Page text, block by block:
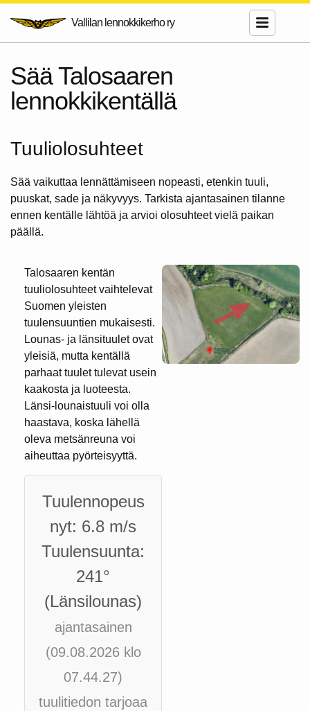
Vallilan lennokkikerho ry
Sää Talosaaren
lennokkikentällä
Tuuliolosuhteet
Sää vaikuttaa lennättämiseen nopeasti, etenkin tuuli,
puuskat, sade ja näkyvyys. Tarkista ajantasainen tilanne
ennen kentälle lähtöä ja arvioi olosuhteet vielä paikan
päällä.
Talosaaren kentän
tuuliolosuhteet vaihtelevat
Suomen yleisten
tuulensuuntien mukaisesti.
Lounas- ja länsituulet ovat
yleisiä, mutta kentällä
parhaat tuulet tulevat usein
kaakosta ja luoteesta.
Länsi-lounaistuuli voi olla
haastava, koska lähellä
oleva metsänreuna voi
aiheuttaa pyörteisyyttä.
Tuulennopeus
nyt: 6.8 m/s
Tuulensuunta:
241°
(Länsilounas)
ajantasainen
(09.08.2026 klo
07.44.27)
tuulitiedon tarjoaa